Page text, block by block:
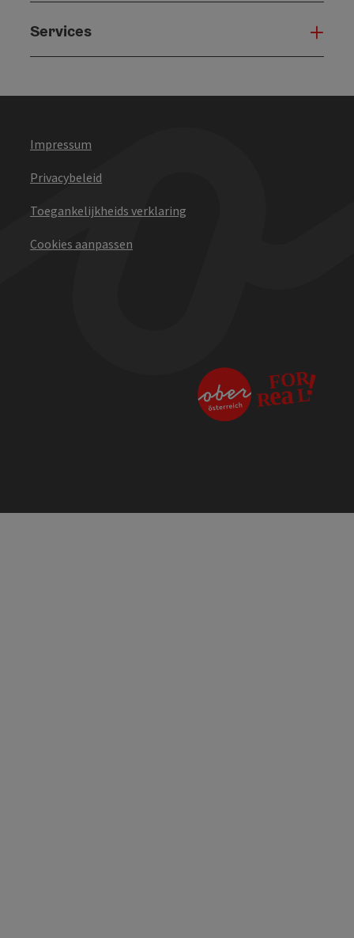
Services
Impressum
Privacybeleid
Toegankelijkheids verklaring
Cookies aanpassen